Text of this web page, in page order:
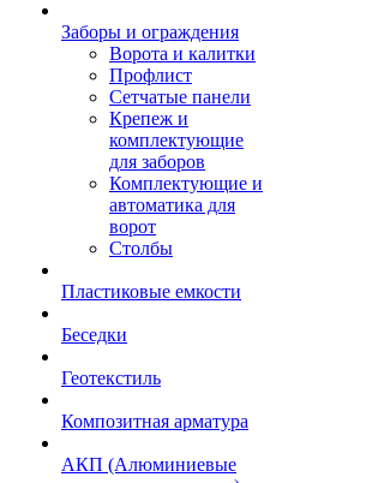
Заборы и ограждения
Ворота и калитки
Профлист
Сетчатые панели
Крепеж и
комплектующие
для заборов
Комплектующие и
автоматика для
ворот
Столбы
Пластиковые емкости
Беседки
Геотекстиль
Композитная арматура
АКП (Алюминиевые